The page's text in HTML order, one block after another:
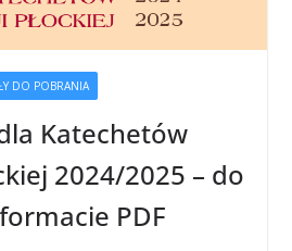
DO POBRANIA
Katechetów
2024/2025 – do
PDF